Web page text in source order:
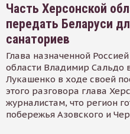
Часть Херсонской
передать Беларуси
санаториев
Глава назначенной
области Владимир Сальдо
Лукашенко в ходе своей
этого разговора глава
журналистам, что регион
побережья Азовского и